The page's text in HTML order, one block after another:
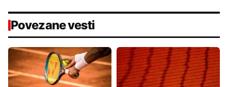
Povezane vesti